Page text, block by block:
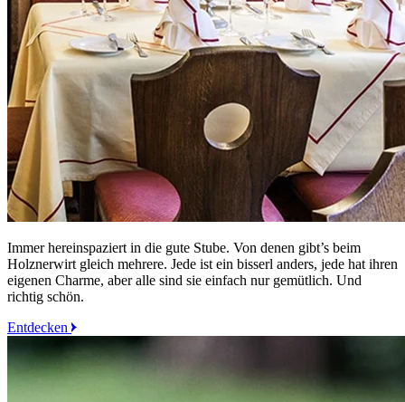
Immer hereinspaziert in die gute Stube. Von denen gibt’s beim
Holznerwirt gleich mehrere. Jede ist ein bisserl anders, jede hat ihren
eigenen Charme, aber alle sind sie einfach nur gemütlich. Und
richtig schön.
Entdecken